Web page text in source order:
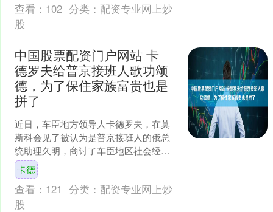
查看： 102 分类： 配资专业网上炒
股
中国股票配资门户网站 卡
德罗夫给普京接班人歌功颂
德，为了保住家族富贵也是
拼了
近日，车臣地方领导人卡德罗夫，在莫
斯科会见了被认为是普京接班人的俄总
统助理久明，商讨了车臣地区社会经济
发展，加强俄罗斯联邦政府与车臣地方
机构的协作等问题。 早在....
卡德
查看： 121 分类： 配资专业网上炒
股